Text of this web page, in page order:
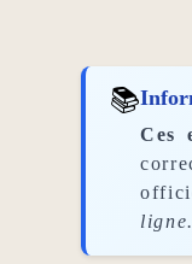
📚
Ces
ligne.